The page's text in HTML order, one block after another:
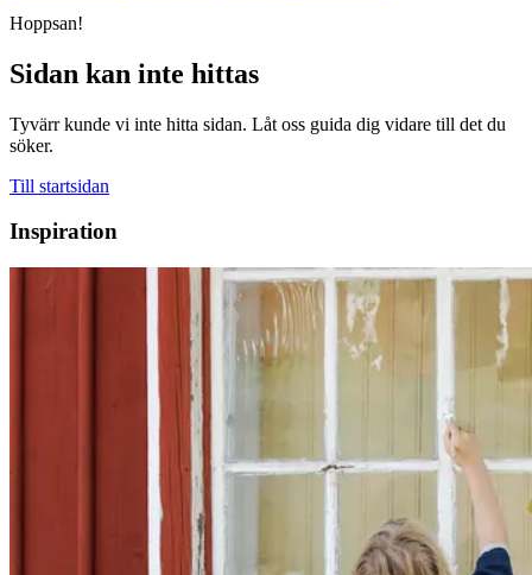
Hoppsan!
Sidan kan inte hittas
Tyvärr kunde vi inte hitta sidan. Låt oss guida dig vidare till det du
söker.
Till startsidan
Inspiration